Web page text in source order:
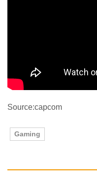
Source:capcom
Gaming